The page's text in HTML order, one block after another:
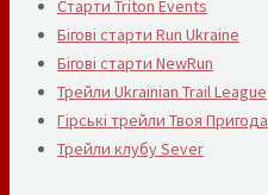
Старти Triton Events
Бігові старти Run Ukraine
Бігові старти NewRun
Трейли Ukrainian Trail League
Гірські трейли Твоя Пригода
Трейли клубу Sever